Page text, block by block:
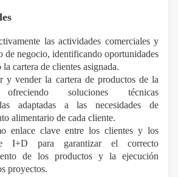
las actividades comerciales y
de negocio, identificando oportunidades
cartera de clientes asignada.
y vender la cartera de productos de la
ofreciendo soluciones técnicas
adaptadas a las necesidades de
alimentario de cada cliente.
enlace clave entre los clientes y los
I+D para garantizar el correcto
de los productos y la ejecución
proyectos.